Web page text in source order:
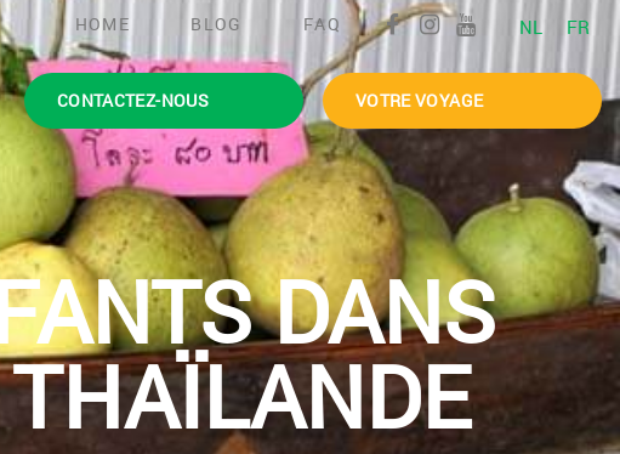
HOME BLOG FAQ NL FR
CONTACTEZ-NOUS VOTRE VOYAGE
DANS
THAÏLANDE